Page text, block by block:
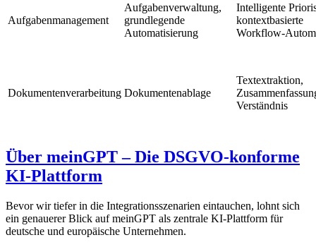
Aufgabenmanagement
Aufgabenverwaltung,
grundlegende
Automatisierung
Intelligente
kontextbasierte
Workflow-
Dokumentenverarbeitung Dokumentenablage
Textextraktion,
Verständnis
Über meinGPT – Die DSGVO-konforme
KI-Plattform
Bevor wir tiefer in die Integrationsszenarien eintauchen, lohnt sich
ein genauerer Blick auf meinGPT als zentrale KI-Plattform für
deutsche und europäische Unternehmen.